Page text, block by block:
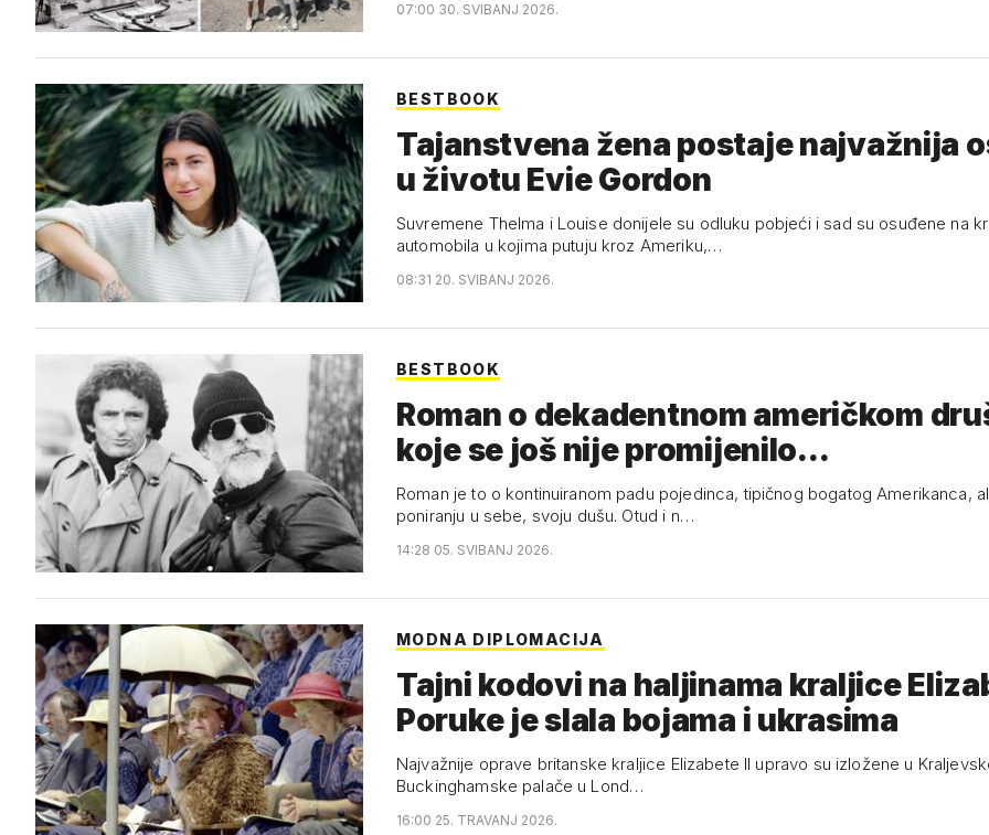
07:00 30. SVIBANJ 2026.
BESTBOOK
Tajanstvena žena postaje najvažnija
u životu Evie Gordon
Suvremene Thelma i Louise donijele su odluku pobjeći i sad su osuđene na
automobila u kojima putuju kroz Ameriku,…
08:31 20. SVIBANJ 2026.
BESTBOOK
Roman o dekadentnom američkom
koje se još nije promijenilo...
Roman je to o kontinuiranom padu pojedinca, tipičnog bogatog Amerikanca,
poniranju u sebe, svoju dušu. Otud i n…
14:28 05. SVIBANJ 2026.
MODNA DIPLOMACIJA
Tajni kodovi na haljinama kraljice
Poruke je slala bojama i ukrasima
Najvažnije oprave britanske kraljice Elizabete II upravo su izložene u
Buckinghamske palače u Lond…
16:00 25. TRAVANJ 2026.